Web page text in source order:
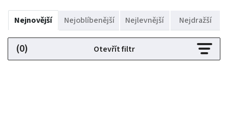
Nejnovější Nejoblíbenější Nejlevnější Nejdražší
(0) Otevřít filtr